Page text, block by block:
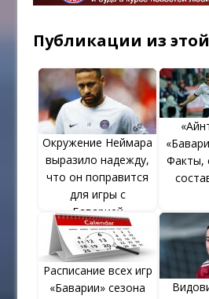
Публикации из
Окружение Неймара
выразило надежду,
что он поправится
для игры с
«Баварией»
Факты,
Расписание всех игр
«Баварии» сезона